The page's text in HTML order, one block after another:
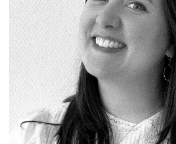
Formation :Bac+5 Master en
management de la culture
Parcours pro :5 ans Social
rédactrice chez Digisanté, 5 ans
pour des praticiens
Leitmotiv :Pouvoir mettre à profit
bien-être dans chaque